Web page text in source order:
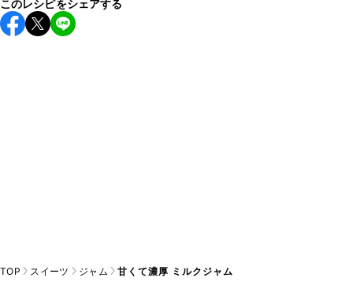
保存期間は冷蔵で1週間が目安です。なるべくお早めにお召し
上がりください。
このレシピをシェアする
TOP スイーツ ジャム 甘くて濃厚 ミルクジャム